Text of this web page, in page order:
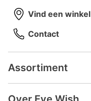
Assortiment
Vind een winkel
Contact